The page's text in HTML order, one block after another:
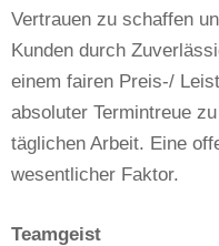
Vertrauen zu schaffen
Kunden durch
einem fairen Preis-/
absoluter Termintreue
täglichen Arbeit. Eine
wesentlicher Faktor.
Teamgeist